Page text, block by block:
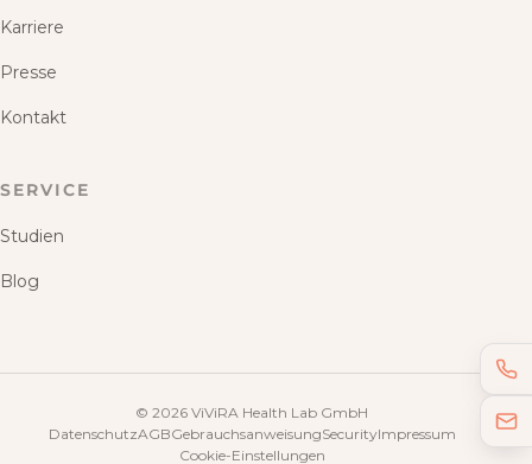
Karriere
Presse
Kontakt
SERVICE
Studien
Blog
© 2026 ViViRA Health Lab GmbH
DatenschutzAGBGebrauchsanweisungSecurityImpressum
Cookie-Einstellungen